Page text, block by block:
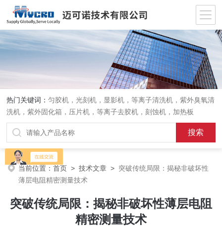
热门关键词：匀胶机，光刻机，显影机，等离子清洗机，紫外臭氧清
洗机，紫外固化箱，压片机，等离子去胶机，刻蚀机，加热板
当前位置：首页 >技术文章 > 突破传统局限：揭秘非破坏性
薄层电阻精密测量技术
突破传统局限：揭秘非破坏性薄层电阻
精密测量技术